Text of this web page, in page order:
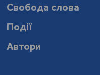
Свобода слова
Події
Автори